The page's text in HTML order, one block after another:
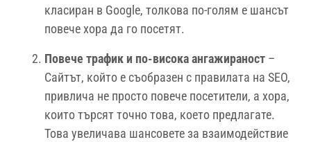
класиран в Google, толкова по-голям е шансът
повече хора да го посетят.
Повече трафик и по-висока ангажираност–
Сайтът, който е съобразен с правилата на SEO,
привлича не просто повече посетители, а хора,
които търсят точно това, което предлагате.
Това увеличава шансовете за взаимодействие